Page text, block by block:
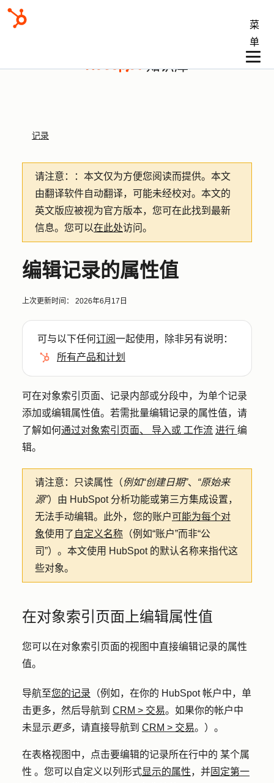
菜
单
知识库
记录
请注意： ：本文仅为方便您阅读而提供。 本文
由翻译软件自动翻译，可能未经校对。本文的
英文版应被视为官方版本，您可在此找到最新
信息。您可以在此处访问。
编辑记录的属性值
上次更新时间： 2026年6月17日
可与以下任何订阅一起使用，除非另有说明：
所有产品和计划
可在对象索引页面、记录内部或分段中，为单个记录
添加或编辑属性值。若需批量编辑记录的属性值，请
了解如何通过对象索引页面、 导入或 工作流 进行 编
辑。
请注意： 只读属性（例如“创建日期”、 “原始来
源”）由 HubSpot 分析功能或第三方集成设置，
无法手动编辑。此外，您的账户可能为每个对
象使用了 自定义名称 （例如“账户”而非“公
司”）。本文使用 HubSpot 的默认名称来指代这
些对象。
在对象索引页面上编辑属性值
您可以在对象索引页面的视图中直接编辑记录的属性
值。
导航至您的记录 （例如，在你的 HubSpot 帐户中，单
击更多，然后导航到 CRM > 交易。如果你的帐户中
未显示 更多，请直接导航到 CRM > 交易。）。
在表格视图中，点击要编辑的记录所在行中的 某个属
性 。您可以自定义以列形式显示的属性，并固定第一